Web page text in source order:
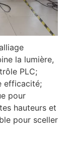
la lumière,
PLC;
efficacité;
pour
hauteurs et
pour sceller